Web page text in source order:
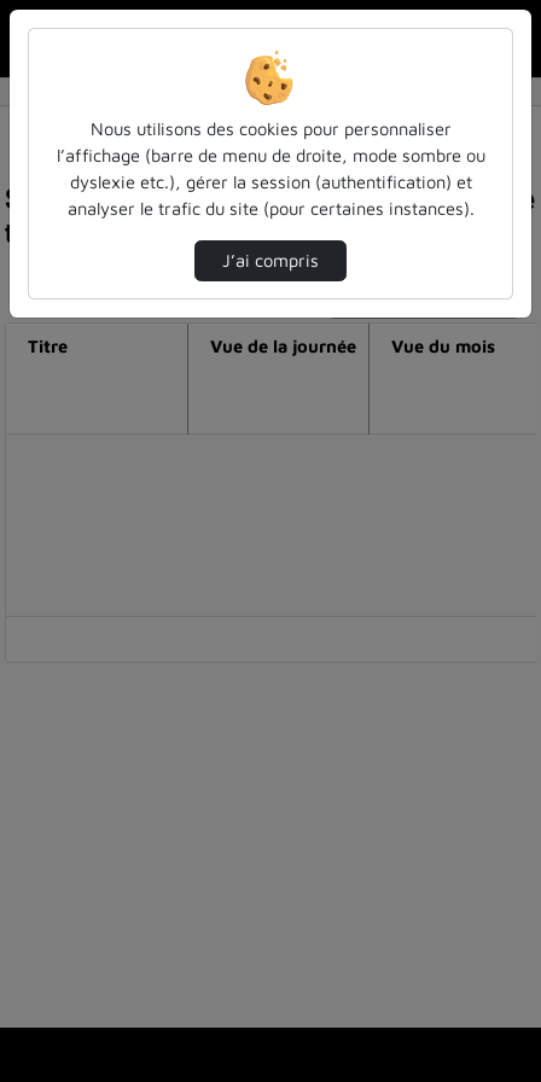
Statistiques de visualisation de la vidéo Balance
ta perception - la liberté
Modifier la période de visualisation
Titre Vue de la journée Vue du mois
Nous utilisons des cookies pour personnaliser
l’affichage (barre de menu de droite, mode sombre ou
dyslexie etc.), gérer la session (authentification) et
analyser le trafic du site (pour certaines instances).
J’ai compris